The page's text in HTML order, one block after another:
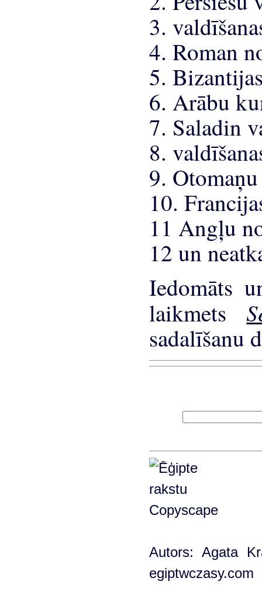
3.
4. Roman
5.
6. Arābu
7. Saladin
8.
9.
10.
11 Angļu
12 un
Iedomāts
laikmets
sadalīšanu
Autors: Agata
egiptwczasy.com